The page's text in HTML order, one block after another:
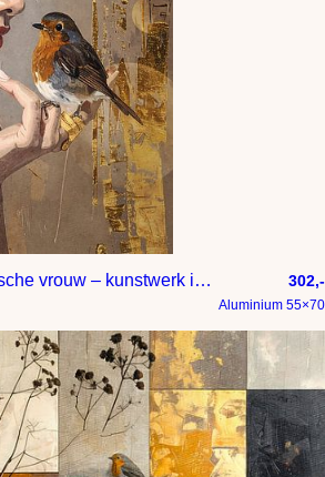
Roodborstje en Aziatische vrouw – kunstwerk in goud en taupe – over dierenliefde 302,-
Aluminium 55×70